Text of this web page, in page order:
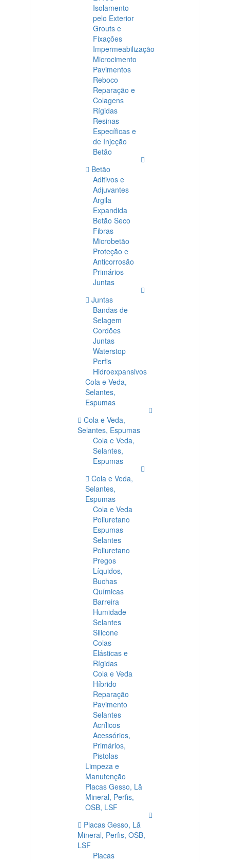
Isolamento
pelo Exterior
Grouts e
Fixações
Impermeabilização
Microcimento
Pavimentos
Reboco
Reparação e
Colagens
Rígidas
Resinas
Específicas e
de Injeção
Betão
Betão
Aditivos e
Adjuvantes
Argila
Expandida
Betão Seco
Fibras
Microbetão
Proteção e
Anticorrosão
Primários
Juntas
Juntas
Bandas de
Selagem
Cordões
Juntas
Waterstop
Perfis
Hidroexpansivos
Cola e Veda,
Selantes,
Espumas
Cola e Veda,
Selantes, Espumas
Cola e Veda,
Selantes,
Espumas
Cola e Veda,
Selantes,
Espumas
Cola e Veda
Poliuretano
Espumas
Selantes
Poliuretano
Pregos
Líquidos,
Buchas
Químicas
Barreira
Humidade
Selantes
Silicone
Colas
Elásticas e
Rígidas
Cola e Veda
Híbrido
Reparação
Pavimento
Selantes
Acrílicos
Acessórios,
Primários,
Pistolas
Limpeza e
Manutenção
Placas Gesso, Lã
Mineral, Perfis,
OSB, LSF
Placas Gesso, Lã
Mineral, Perfis, OSB,
LSF
Placas